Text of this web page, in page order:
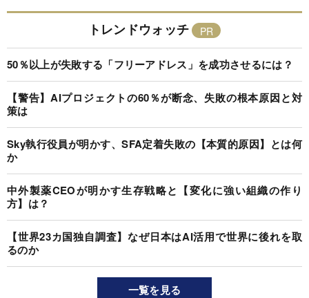
トレンドウォッチ
50％以上が失敗する「フリーアドレス」を成功させるには？
【警告】AIプロジェクトの60％が断念、失敗の根本原因と対
策は
Sky執行役員が明かす、SFA定着失敗の【本質的原因】とは何
か
中外製薬CEOが明かす生存戦略と【変化に強い組織の作り
方】は？
【世界23カ国独自調査】なぜ日本はAI活用で世界に後れを取
るのか
一覧を見る